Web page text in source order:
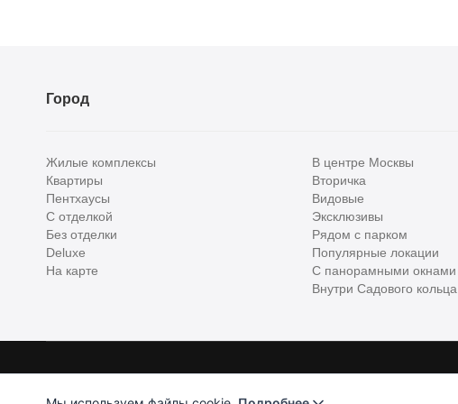
Город
Жилые комплексы
Квартиры
Пентхаусы
С отделкой
Без отделки
Deluxe
На карте
В центре Москвы
Вторичка
Видовые
Эксклюзивы
Рядом с парком
Популярные локации
С панорамными окнами
Внутри Садового кольца
Хантер. Оплачивая услуги, вы принимаете
Лицензионное соглашение